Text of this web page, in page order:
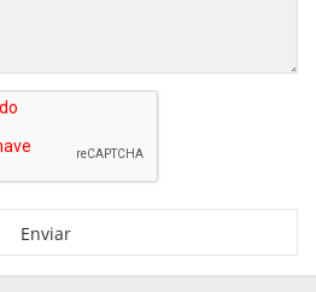
Enviar